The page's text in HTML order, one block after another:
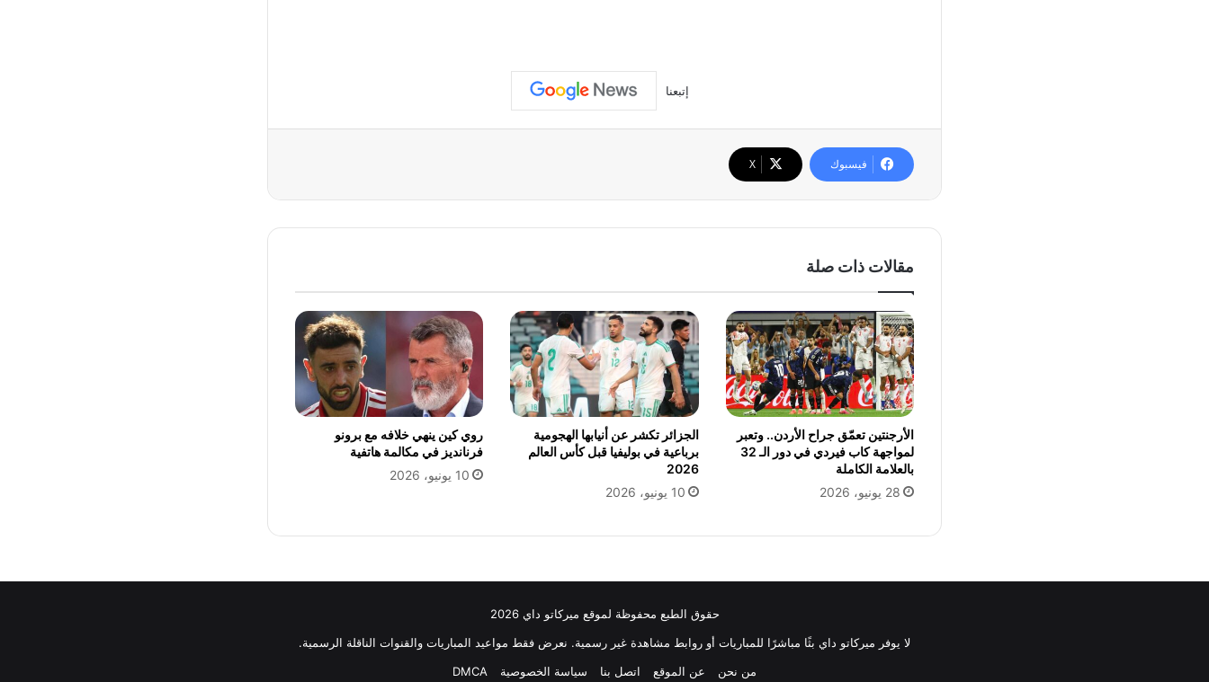
إتبعنا
فيسبوك ‫X
مقالات ذات صلة
الأرجنتين تعمّق جراح الأردن.. وتعبر
لمواجهة كاب فيردي في دور الـ 32
بالعلامة الكاملة
28 يونيو، 2026
الجزائر تكشر عن أنيابها الهجومية
برباعية في بوليفيا قبل كأس العالم
2026
10 يونيو، 2026
روي كين ينهي خلافه مع برونو
فرنانديز في مكالمة هاتفية
10 يونيو، 2026
حقوق الطبع محفوظة لموقع ميركاتو داي 2026
لا يوفر ميركاتو داي بثًا مباشرًا للمباريات أو روابط مشاهدة غير رسمية. نعرض فقط مواعيد المباريات والقنوات الناقلة الرسمية.
من نحن
عن الموقع اتصل بنا سياسة الخصوصية DMCA